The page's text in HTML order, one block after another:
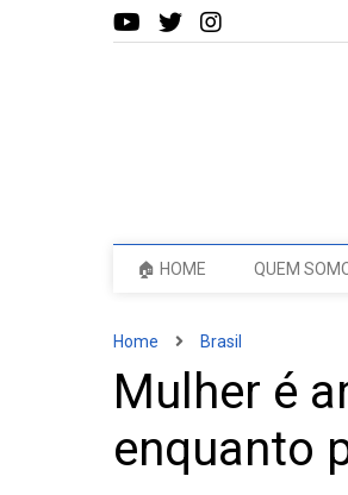
🏠 HOME QUEM
Home Brasil
Mulher é
enquanto